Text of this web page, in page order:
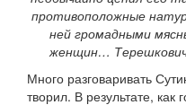
противоположные
ней громадными
женщин…
Много разговаривать
творил. В результате,